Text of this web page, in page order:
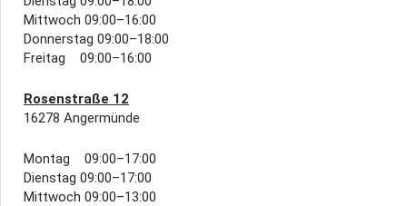
Mittwoch 09:00–16:00
Donnerstag 09:00–18:00
Freitag 09:00–16:00
Rosenstraße 12
16278 Angermünde
Montag 09:00–17:00
Dienstag 09:00–17:00
Mittwoch 09:00–13:00